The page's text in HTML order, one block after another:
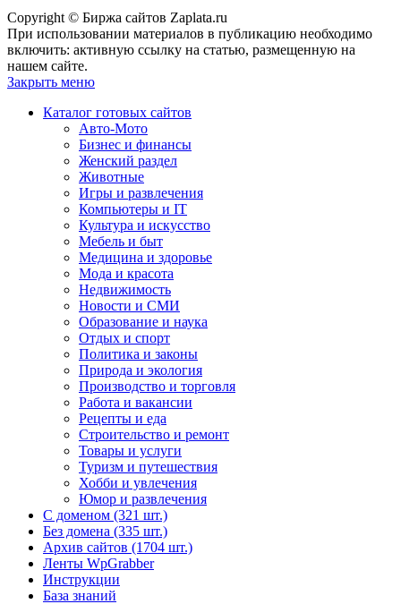
Copyright © Биржа сайтов Zaplata.ru
При использовании материалов в публикацию необходимо
включить: активную ссылку на статью, размещенную на
нашем сайте.
Закрыть меню
Каталог готовых сайтов
Авто-Мото
Бизнес и финансы
Женский раздел
Животные
Игры и развлечения
Компьютеры и IT
Культура и искусство
Мебель и быт
Медицина и здоровье
Мода и красота
Недвижимость
Новости и СМИ
Образование и наука
Отдых и спорт
Политика и законы
Природа и экология
Производство и торговля
Работа и вакансии
Рецепты и еда
Строительство и ремонт
Товары и услуги
Туризм и путешествия
Хобби и увлечения
Юмор и развлечения
С доменом (321 шт.)
Без домена (335 шт.)
Архив сайтов (1704 шт.)
Ленты WpGrabber
Инструкции
База знаний